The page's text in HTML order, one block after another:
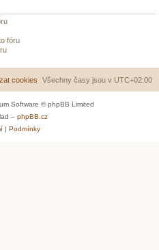
fóru
Všechny časy jsou v UTC+02:00
cookies
Software © phpBB Limited
– phpBB.cz
| Podmínky